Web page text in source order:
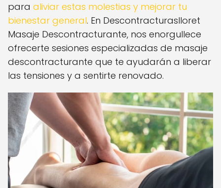
para aliviar estas molestias y mejorar tu
bienestar general. En Descontracturaslloret
Masaje Descontracturante, nos enorgullece
ofrecerte sesiones especializadas de masaje
descontracturante que te ayudarán a liberar
las tensiones y a sentirte renovado.